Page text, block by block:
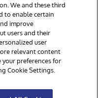
Boston, MA. All Rights
テートメント
We and these third
to enable certain
improve
users and their
user
relevant content
your preferences for
Cookie Settings.